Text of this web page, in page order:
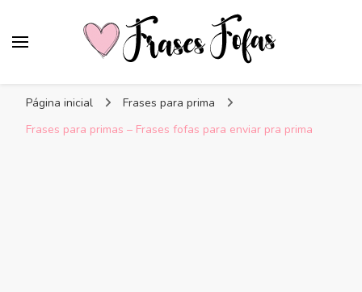
Página inicial
Frases para prima
Frases para primas – Frases fofas para enviar pra prima